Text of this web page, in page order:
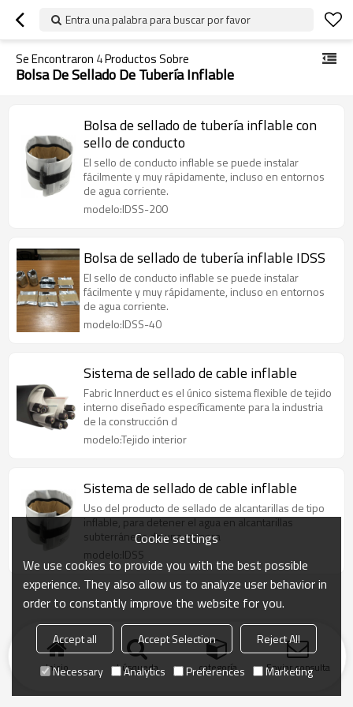
Entra una palabra para buscar por favor
Se Encontraron 4Productos Sobre
Bolsa De Sellado De Tubería Inflable
Bolsa de sellado de tubería inflable con
sello de conducto
El sello de conducto inflable se puede instalar
fácilmente y muy rápidamente, incluso en entornos
de agua corriente.
modelo:IDSS-200
Bolsa de sellado de tubería inflable IDSS
El sello de conducto inflable se puede instalar
fácilmente y muy rápidamente, incluso en entornos
de agua corriente.
modelo:IDSS-40
Sistema de sellado de cable inflable
Fabric Innerduct es el único sistema flexible de tejido
interno diseñado específicamente para la industria
de la construcción d
modelo:Tejido interior
Sistema de sellado de cable inflable
Uso del producto de sellado de alcantarillas de tipo
inflable, para detener el agua en alcantarillas
subterráneas de una manera
modelo:IDSS
Inicio búsqueda categoría Enviar consulta
Cookie settings
We use cookies to provide you with the best possible
experience. They also allow us to analyze user behavior in
order to constantly improve the website for you.
Accept all Accept Selection
Reject All
Necessary
Analytics Preferences Marketing